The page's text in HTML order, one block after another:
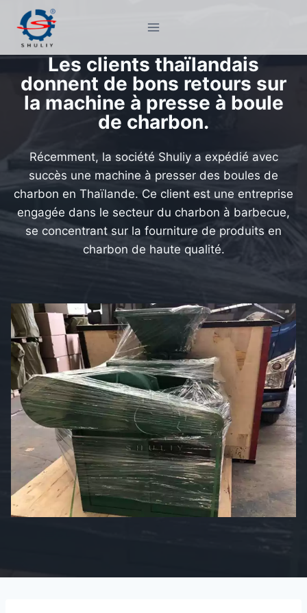
contenu
Les clients thaïlandais
donnent de bons retours sur
la machine à presse à boule
de charbon.
Récemment, la société Shuliy a expédié avec
succès une machine à presser des boules de
charbon en Thaïlande. Ce client est une entreprise
engagée dans le secteur du charbon à barbecue,
se concentrant sur la fourniture de produits en
charbon de haute qualité.